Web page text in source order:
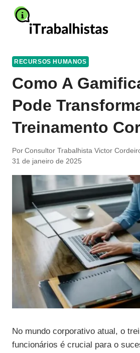
Pular
para
RECURSOS HUMANOS
Como A
Pode
Treinamento
Por Consultor Trabalhista Victor
31 de janeiro de 2025
No mundo corporativo atual, o
funcionários é crucial para o